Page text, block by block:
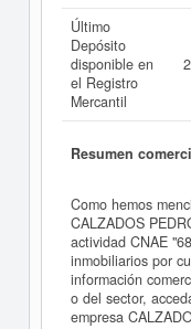
Último
Depósito
disponible en
el Registro
Mercantil
Resumen
Como hemos
CALZADOS
actividad CNAE
inmobiliarios por
información
o del sector,
empresa